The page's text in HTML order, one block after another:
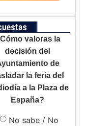
valoras la
decisión del
de
la feria del
a la Plaza de
España?
No sabe / No